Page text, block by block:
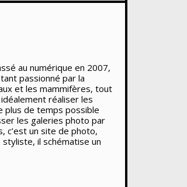
au numérique en 2007,
passionné par la
et les mammifères, tout
réaliser les
plus de temps possible
les galeries photo par
c’est un site de photo,
il schématise un